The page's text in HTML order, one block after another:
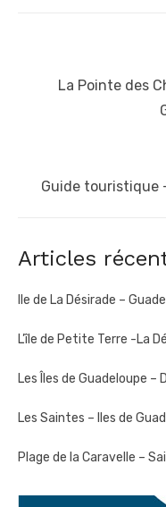
PreviousLa Pointe des
Next
Guide touristique
Articles
Ile de La Désirade –
L’île de Petite Terre -La
Les Îles de Guadeloupe
Les Saintes – Iles de
Plage de la Caravelle –